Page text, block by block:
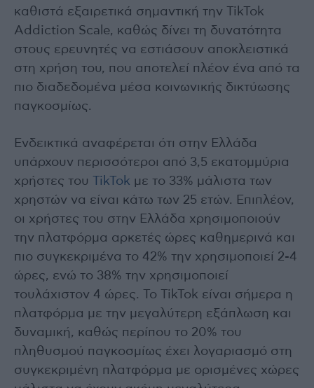
καθιστά εξαιρετικά σημαντική την TikTok
Addiction Scale, καθώς δίνει τη δυνατότητα
στους ερευνητές να εστιάσουν αποκλειστικά
στη χρήση του, που αποτελεί πλέον ένα από τα
πιο διαδεδομένα μέσα κοινωνικής δικτύωσης
παγκοσμίως.
Ενδεικτικά αναφέρεται ότι στην Ελλάδα
υπάρχουν περισσότεροι από 3,5 εκατομμύρια
χρήστες του
TikTok με το 33% μάλιστα των
χρηστών να είναι κάτω των 25 ετών. Επιπλέον,
οι χρήστες του στην Ελλάδα χρησιμοποιούν
την πλατφόρμα αρκετές ώρες καθημερινά και
πιο συγκεκριμένα το 42% την χρησιμοποιεί 2-4
ώρες, ενώ το 38% την χρησιμοποιεί
τουλάχιστον 4 ώρες. Το TikTok είναι σήμερα η
πλατφόρμα με την μεγαλύτερη εξάπλωση και
δυναμική, καθώς περίπου το 20% του
πληθυσμού παγκοσμίως έχει λογαριασμό στη
συγκεκριμένη πλατφόρμα με ορισμένες χώρες